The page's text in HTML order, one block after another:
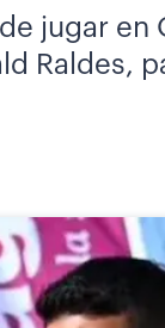
jugar
Raldes,